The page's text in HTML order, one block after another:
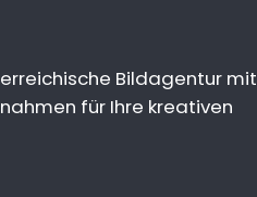
Bildagentur mit
für Ihre kreativen